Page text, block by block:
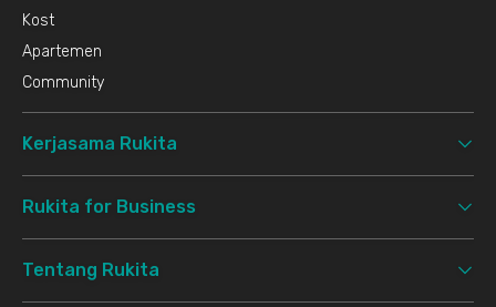
Kost
Apartemen
Community
Kerjasama Rukita
Rukita for Business
Tentang Rukita